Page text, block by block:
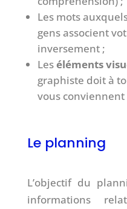
Les mots
gens associent
inversement ;
Leséléments
graphiste doit à
vous conviennent
Le planning
L’objectif du
informations